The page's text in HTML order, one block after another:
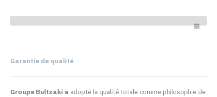
Garantie de qualité
Groupe Bultzaki a adopté la qualité totale comme philosophie de